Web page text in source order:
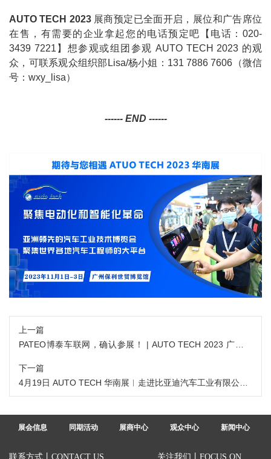
AUTO TECH 2023 展商预定已全面开启，展位和广告席位
在售，有需要的企业拿起您的电话预定吧【电话：020-
3439 7221】想参观或组团参观 AUTO TECH 2023 的观
众，可联系观众组织部Lisa/杨小姐：131 7886 7606（微信
号：wxy_lisa）
------ END ------
上一篇
PATEO博泰车联网，确认参展！ | AUTO TECH 2023 广州国
下一篇
4月19日 AUTO TECH 华南展︱走进比亚迪汽车工业有限公司
汽车工程研究院
展会信息 同期活动 展商中心 观众中心 新闻中心
联系方式丨CONTACT US 关注我们丨FOCUS ON